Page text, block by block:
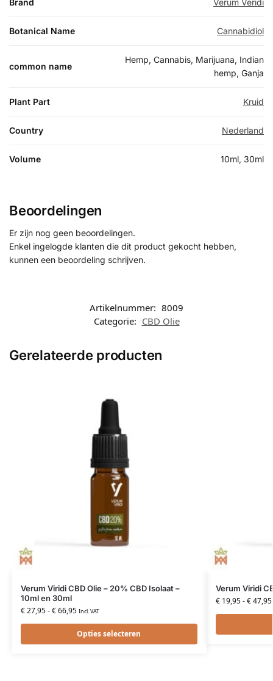
Brand Verum Veridi
Botanical Name Cannabidiol
common name
Hemp, Cannabis, Marijuana, Indian
hemp, Ganja
Plant Part Kruid
Country Nederland
Volume 10ml, 30ml
Beoordelingen
Er zijn nog geen beoordelingen.
Enkel ingelogde klanten die dit product gekocht hebben,
kunnen een beoordeling schrijven.
Artikelnummer: 8009
Categorie: CBD Olie
Gerelateerde producten
Verum Viridi CBD Olie – 20% CBD Isolaat –
10ml en 30ml
€27,95-€66,95 Incl. VAT
Opties selecteren
Verum Viridi
€19,95-€47,95